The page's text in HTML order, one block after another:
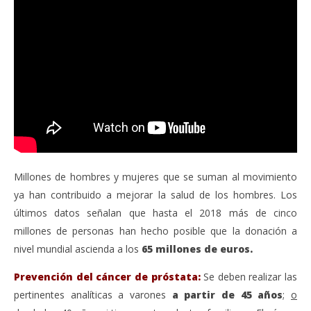
Millones de hombres y mujeres que se suman al movimiento
ya han contribuido a mejorar la salud de los hombres. Los
últimos datos señalan que hasta el 2018 más de cinco
millones de personas han hecho posible que la donación a
nivel mundial ascienda a los 65 millones de euros.
Prevención del cáncer de próstata:Se deben realizar las
pertinentes analíticas a varones a partir de 45 años;o